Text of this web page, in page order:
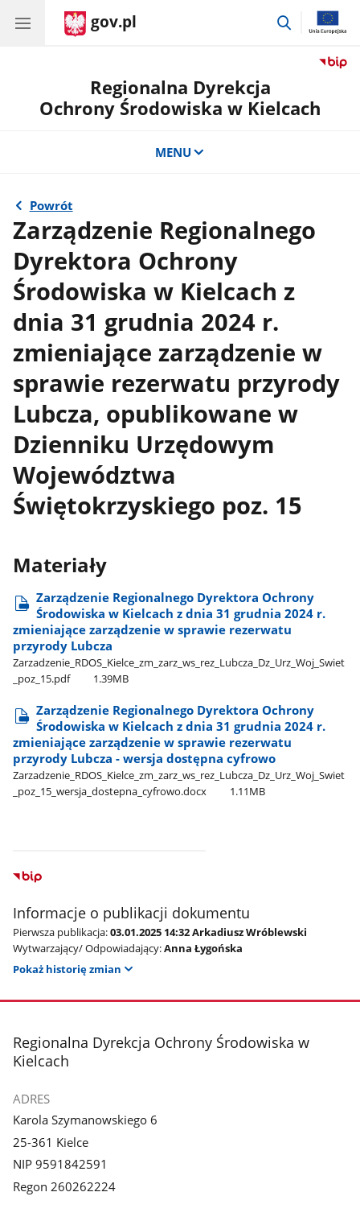
gov.pl
przejdź
Regionalna Dyrekcja
Ochrony Środowiska w Kielcach
MENU
Powrót
Zarządzenie Regionalnego
Dyrektora Ochrony
Środowiska w Kielcach z
dnia 31 grudnia 2024 r.
zmieniające zarządzenie w
sprawie rezerwatu przyrody
Lubcza, opublikowane w
Dzienniku Urzędowym
Województwa
Świętokrzyskiego poz. 15
Materiały
Zarządzenie Regionalnego Dyrektora Ochrony
Środowiska w Kielcach z dnia 31 grudnia 2024 r.
zmieniające zarządzenie w sprawie rezerwatu
przyrody Lubcza
Zarzadzenie​​_RDOS​​_Kielce​​_zm​​_zarz​​_ws​​_rez​​_Lubcza​​_Dz​​_Urz​​_Woj​​_Swiet​​
_poz​​_15.pdf
1.39MB
Zarządzenie Regionalnego Dyrektora Ochrony
Środowiska w Kielcach z dnia 31 grudnia 2024 r.
zmieniające zarządzenie w sprawie rezerwatu
przyrody Lubcza - wersja dostępna cyfrowo
Zarzadzenie​​_RDOS​​_Kielce​​_zm​​_zarz​​_ws​​_rez​​_Lubcza​​_Dz​​_Urz​​_Woj​​_Swiet​​
_poz​​_15​_wersja​_dostepna​_cyfrowo.docx
1.11MB
Informacje o publikacji dokumentu
Pierwsza publikacja:03.01.2025 14:32 Arkadiusz Wróblewski
Wytwarzający/ Odpowiadający:Anna Łygońska
Pokaż historię zmian
stopka
Regionalna Dyrekcja Ochrony Środowiska w
Kielcach
ADRES
Karola Szymanowskiego 6
25-361 Kielce
NIP 9591842591
Regon 260262224